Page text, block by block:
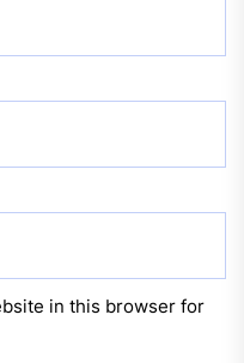
in this browser for